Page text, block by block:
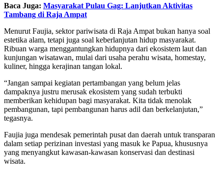
Baca Juga: Masyarakat Pulau Gag: Lanjutkan Aktivitas
Tambang di Raja Ampat
Menurut Faujia, sektor pariwisata di Raja Ampat bukan hanya soal
estetika alam, tetapi juga soal keberlanjutan hidup masyarakat.
Ribuan warga menggantungkan hidupnya dari ekosistem laut dan
kunjungan wisatawan, mulai dari usaha perahu wisata, homestay,
kuliner, hingga kerajinan tangan lokal.
“Jangan sampai kegiatan pertambangan yang belum jelas
dampaknya justru merusak ekosistem yang sudah terbukti
memberikan kehidupan bagi masyarakat. Kita tidak menolak
pembangunan, tapi pembangunan harus adil dan berkelanjutan,”
tegasnya.
Faujia juga mendesak pemerintah pusat dan daerah untuk transparan
dalam setiap perizinan investasi yang masuk ke Papua, khususnya
yang menyangkut kawasan-kawasan konservasi dan destinasi
wisata.